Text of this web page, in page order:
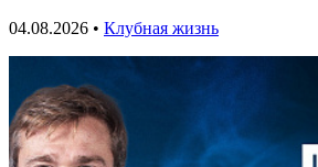
04.08.2026 • Клубная жизнь